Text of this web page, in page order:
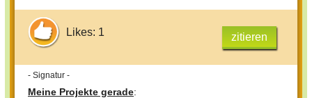
Likes: 1 zitieren
- Signatur -
Meine Projekte gerade: